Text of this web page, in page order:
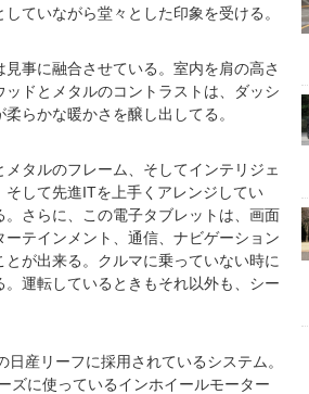
ていながら堂々とした印象を受ける。
事に融合させている。室内を肩の高さ
ドとメタルのコントラストは、ダッシ
らかな暖かさを醸し出してる。
タルのフレーム、そしてインテリジェ
して先進ITを上手くアレンジしてい
さらに、この電子タブレットは、画面
テインメント、通信、ナビゲーション
が出来る。クルマに乗っていない時に
運転しているときもそれ以外も、シー
産リーフに採用されているシステム。
ズに使っているインホイールモーター